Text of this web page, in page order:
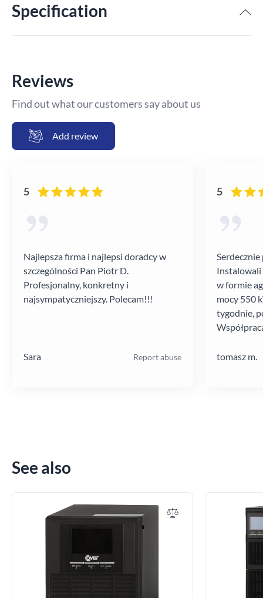
Specification
Reviews
Find out what our customers say about us
Add review
5
Najlepsza firma i najlepsi doradcy w
szczególności Pan Piotr D.
Profesjonalny, konkretny i
najsympatyczniejszy. Polecam!!!
Sara Report abuse
5
Instalowali
w formie
mocy 550
tygodnie,
tomasz m.
See also